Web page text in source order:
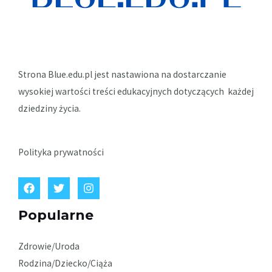
Strona Blue.edu.pl jest nastawiona na dostarczanie
wysokiej wartości treści edukacyjnych dotyczących każdej
dziedziny życia.
Polityka prywatności
Popularne
Zdrowie/Uroda
Rodzina/Dziecko/Ciąża